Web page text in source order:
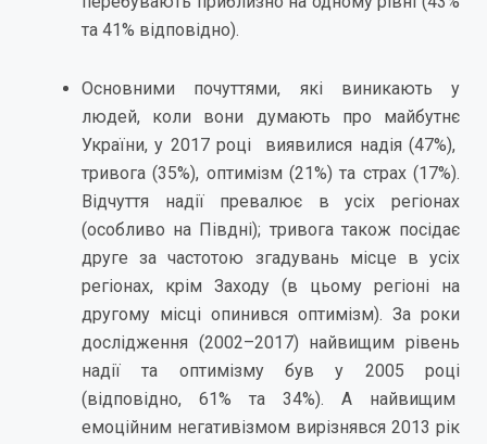
та 41% відповідно).
Основними почуттями, які виникають у
людей, коли вони думають про майбутнє
України, у 2017 році виявилися надія (47%),
тривога (35%), оптимізм (21%) та страх (17%).
Відчуття надії превалює в усіх регіонах
(особливо на Півдні); тривога також посідає
друге за частотою згадувань місце в усіх
регіонах, крім Заходу (в цьому регіоні на
другому місці опинився оптимізм). За роки
дослідження (2002–2017) найвищим рівень
надії та оптимізму був у 2005 році
(відповідно, 61% та 34%). А найвищим
емоційним негативізмом вирізнявся 2013 рік